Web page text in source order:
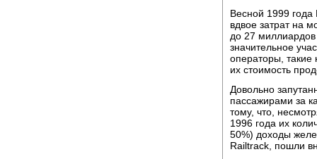
Весной 1999 года
вдвое затрат на
до 27
значительное
операторы, такие
их стоимость
Довольно
пассажирами за
тому, что,
1996 года их
50%) доходы
Railtrack, пошли